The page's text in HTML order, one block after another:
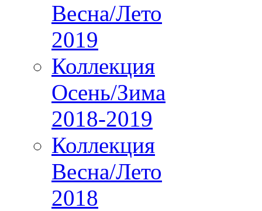
Весна/Лето
2019
Коллекция
Осень/Зима
2018-2019
Коллекция
Весна/Лето
2018